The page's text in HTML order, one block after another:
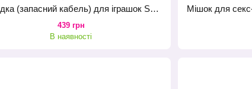
Зарядка (запасний кабель) для іграшок Satisfyer USB charging cable Black
439 грн
В наявності